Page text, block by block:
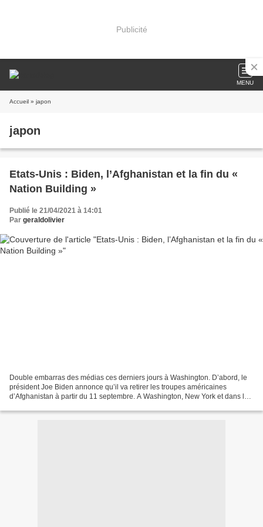
Publicité
MENU
Accueil » japon
japon
Etats-Unis : Biden, l’Afghanistan et la fin du «
Nation Building »
Publié le 21/04/2021 à 14:01
Par geraldolivier
Double embarras des médias ces derniers jours à Washington. D’abord, le
président Joe Biden annonce qu’il va retirer les troupes américaines
d’Afghanistan à partir du 11 septembre. A Washington, New York et dans les